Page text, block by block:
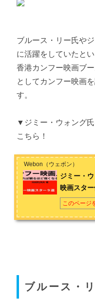
ブルース・リー氏や
に活躍をしていたと
香港カンフー映画ブ
としてカンフー映画
す。
▼ジミー・ウォング
こちら！
Webon（ウェボン）
ジミー・
映画スタ
このページ
ブルース・